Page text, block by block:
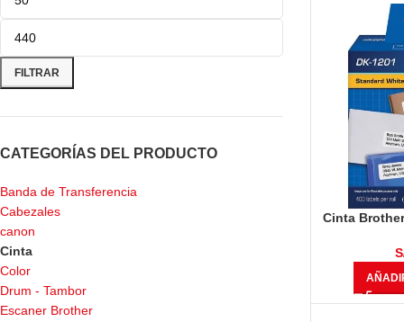
FILTRAR
CATEGORÍAS DEL PRODUCTO
Banda de Transferencia
Cabezales
canon
Cinta
Color
Drum - Tambor
Escaner Brother
Cinta